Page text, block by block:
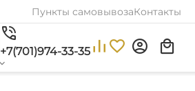
Пункты самовывозаКонтакты
+7(701)974-33-35